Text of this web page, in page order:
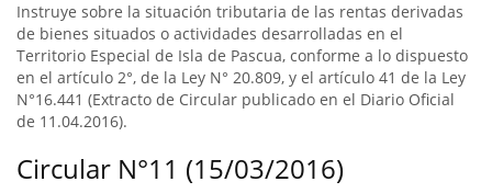
Instruye sobre la situación tributaria de las rentas derivadas
de bienes situados o actividades desarrolladas en el
Territorio Especial de Isla de Pascua, conforme a lo dispuesto
en el artículo 2°, de la Ley N° 20.809, y el artículo 41 de la Ley
N°16.441 (Extracto de Circular publicado en el Diario Oficial
de 11.04.2016).
Circular N°11 (15/03/2016)